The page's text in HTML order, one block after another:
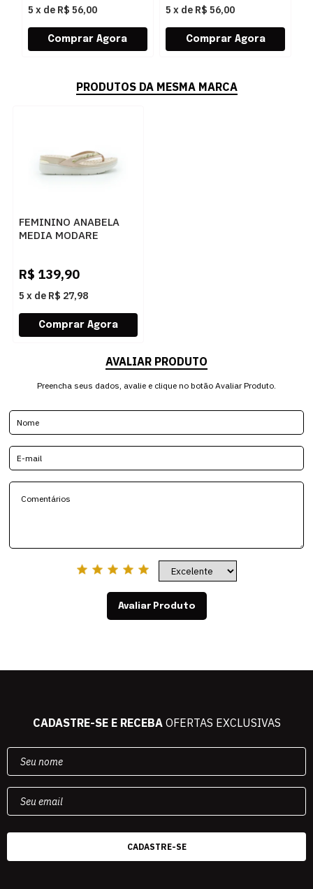
5 x de R$ 56,00 5 x de R$ 56,00
PRODUTOS DA MESMA MARCA
FEMININO ANABELA
MEDIA MODARE
R$ 139,90
5 x de R$ 27,98
AVALIAR PRODUTO
Preencha seus dados, avalie e clique no botão Avaliar Produto.
Avaliar Produto
CADASTRE-SE E RECEBAOFERTAS EXCLUSIVAS